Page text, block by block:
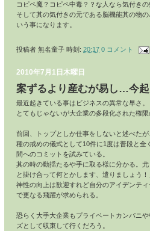
コピペ魔？コピペ中毒？？な人なら気付き
そして其の気付きの元である脳機能其の物
いう事になります。
投稿者 無名童子 時刻: 20:17 0 コメント
2010年7月1日木曜日
案ずるより産むが易し…今
最近起きている事はビジネスの異常な早さ。
とてもじゃないが大企業の多段化された権
前回、トップとしか仕事をしないと述べた
種の戒めの儀式として10件に1度は普段と全
間へのコミットを試みている。
其の時の動揺たるや手に取る様に分かる。
と掛け合って何とかします、遣りましょう
神性の向上は歓迎すれど自分のアイデンテ
で更なる飛躍が求められる。
恐らく大手大企業もプライベートカンパニ
ズとして収束して行くだろう。